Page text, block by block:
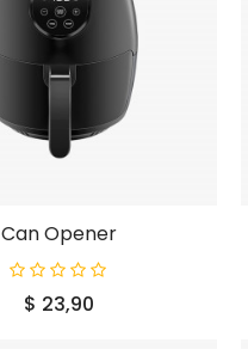
Can Opener
Prijs
$ 23,90